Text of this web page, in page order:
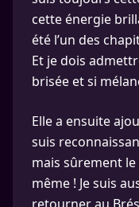
cette énergie
été l’un des
Et je dois
brisée et si
Elle a ensuite
suis
mais sûrement
même ! Je suis